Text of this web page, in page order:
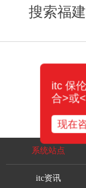
搜索福建
系统站点
itc资讯
itc 保
合>或
现在